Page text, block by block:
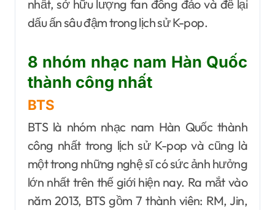
nhất, sở hữu lượng fan đông đảo và để lại
dấu ấn sâu đậm trong lịch sử K-pop.
8 nhóm nhạc nam Hàn Quốc
thành công nhất
BTS
BTS là nhóm nhạc nam Hàn Quốc thành
công nhất trong lịch sử K-pop và cũng là
một trong những nghệ sĩ có sức ảnh hưởng
lớn nhất trên thế giới hiện nay. Ra mắt vào
năm 2013, BTS gồm 7 thành viên: RM, Jin,